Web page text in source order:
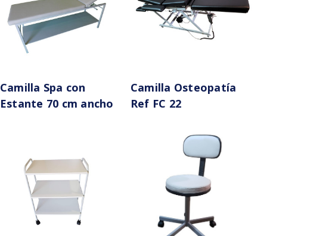
Camilla Spa con
Estante 70 cm ancho
Camilla Osteopatía
Ref FC 22